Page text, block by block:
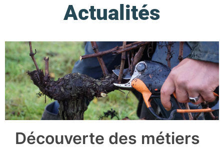
Actualités
Découverte des métiers